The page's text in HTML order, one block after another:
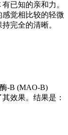
有已知的亲和力。
觉相比较的轻微
完全的清晰。
-B (MAO-B)
效果。结果是：